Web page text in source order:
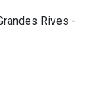
Rives -